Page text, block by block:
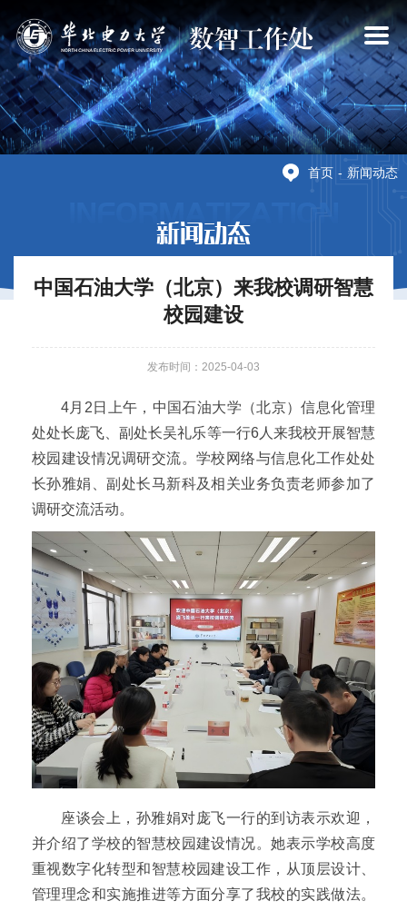
首页 - 新闻动态
新闻动态
中国石油大学（北京）来我校调研智慧
校园建设
发布时间：2025-04-03
4月2日上午，中国石油大学（北京）信息化管理
处处长庞飞、副处长吴礼乐等一行6人来我校开展智慧
校园建设情况调研交流。学校网络与信息化工作处处
长孙雅娟、副处长马新科及相关业务负责老师参加了
调研交流活动。
座谈会上，孙雅娟对庞飞一行的到访表示欢迎，
并介绍了学校的智慧校园建设情况。她表示学校高度
重视数字化转型和智慧校园建设工作，从顶层设计、
管理理念和实施推进等方面分享了我校的实践做法。